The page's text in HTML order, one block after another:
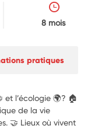
8 mois
pratiques
et l’écologie 🌍? 🏠
de la vie
🤝 Lieux où vivent